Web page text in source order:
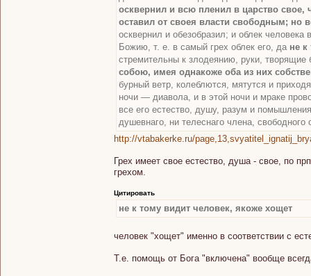
осквернил и всю пленил в царство свое,
оставил от своея власти свободным;
осквернил и обезобразил; и облек человека
Божию, т. е. в самый грех облек его, да не к
стремительны к злодеянию, руки,
собою, имея однакоже оба из них
бурный ветр, колеблются, мятутся и
ночи — диавола, и в этой ночи и мраке
все его естество, душу, разум и
душевнаго, ни телеснаго члена,
http://vtabakerke.ru/
Грех имеет свое естество, душа - свое, по
грехом.
Цитировать
не к тому видит человек, якоже хощет
человек "хощет" именно в соответствии с
Т.е. помощь от Бога "включена" вообще